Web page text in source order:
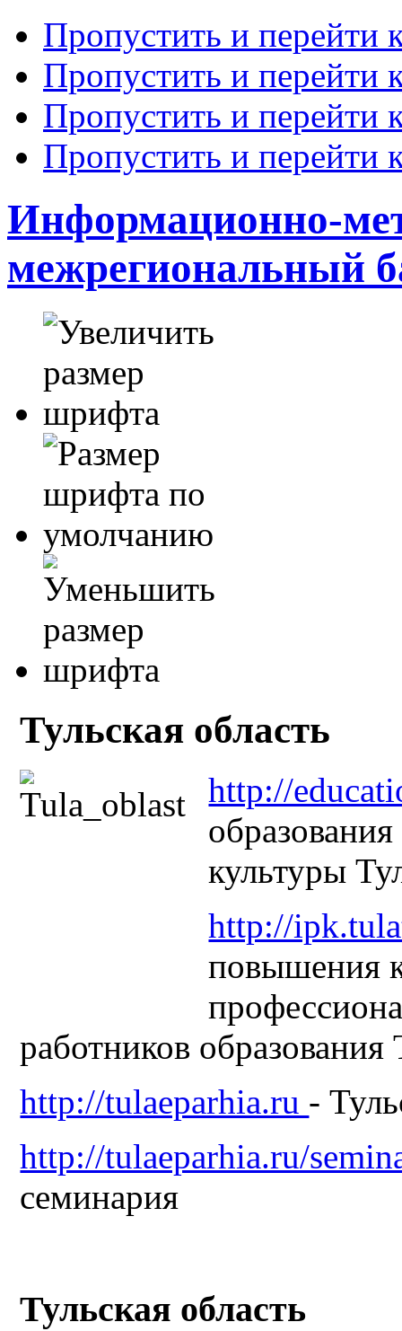
Пропустить и перейти
Пропустить и перейти
Пропустить и перейти
Пропустить и перейти
Информационно-
межрегиональный
Тульская область
http://
культуры
http://
повышения
работников образования
http://tulaeparhia.ru -
http://tulaeparhia.ru/
семинария
Тульская область